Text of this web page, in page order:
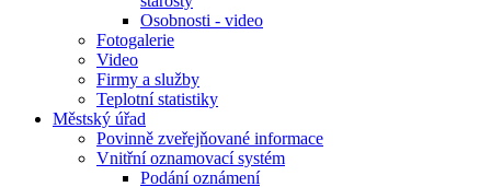
Osobnosti - video
Fotogalerie
Video
Firmy a služby
Teplotní statistiky
Městský úřad
Povinně zveřejňované informace
Vnitřní oznamovací systém
Podání oznámení